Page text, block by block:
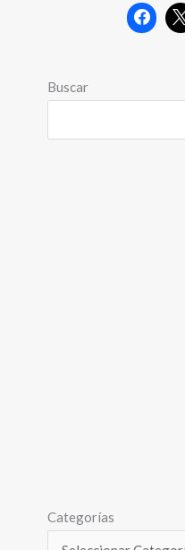
Buscar
Categorías